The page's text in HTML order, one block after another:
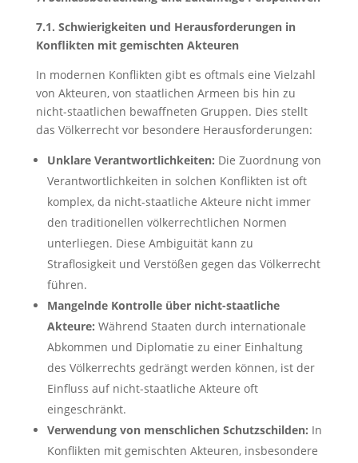
7.1. Schwierigkeiten und Herausforderungen in
Konflikten mit gemischten Akteuren
In modernen Konflikten gibt es oftmals eine Vielzahl
von Akteuren, von staatlichen Armeen bis hin zu
nicht-staatlichen bewaffneten Gruppen. Dies stellt
das Völkerrecht vor besondere Herausforderungen:
Unklare Verantwortlichkeiten: Die Zuordnung von
Verantwortlichkeiten in solchen Konflikten ist oft
komplex, da nicht-staatliche Akteure nicht immer
den traditionellen völkerrechtlichen Normen
unterliegen. Diese Ambiguität kann zu
Straflosigkeit und Verstößen gegen das Völkerrecht
führen.
Mangelnde Kontrolle über nicht-staatliche
Akteure: Während Staaten durch internationale
Abkommen und Diplomatie zu einer Einhaltung
des Völkerrechts gedrängt werden können, ist der
Einfluss auf nicht-staatliche Akteure oft
eingeschränkt.
Verwendung von menschlichen Schutzschilden: In
Konflikten mit gemischten Akteuren, insbesondere